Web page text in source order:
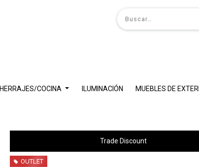
HERRAJES/COCINA ILUMINACIÓN MUEBLES DE
Trade Discount
OUTLET